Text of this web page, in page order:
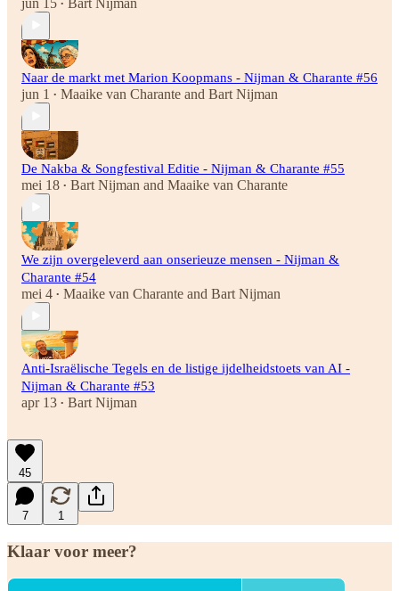
•
Naar de markt met Marion Koopmans - Nijman & Charante #56
jun 1 • Maaike van Charante and Bart Nijman
De Nakba & Songfestival Editie - Nijman & Charante #55
mei 18 • Bart Nijman and Maaike van Charante
We zijn overgeleverd aan onserieuze mensen - Nijman &
Charante #54
mei 4 • Maaike van Charante and Bart Nijman
Anti-Israëlische Tegels en de listige ijdelheidstoets van AI -
Nijman & Charante #53
apr 13 • Bart Nijman
45
7 1
Klaar voor meer?